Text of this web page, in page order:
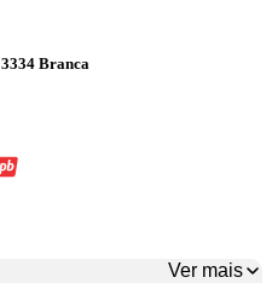
Branca
Ver mais